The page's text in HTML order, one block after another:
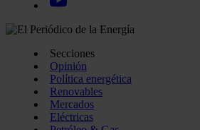
Secciones
Opinión
Política energética
Renovables
Mercados
Eléctricas